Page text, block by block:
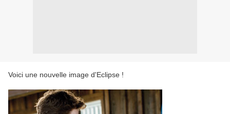
Voici une nouvelle image d'Eclipse !